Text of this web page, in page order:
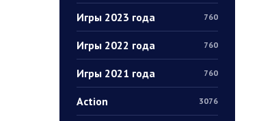
Игры 2023 года 760
Игры 2022 года 760
Игры 2021 года 760
Action 3076